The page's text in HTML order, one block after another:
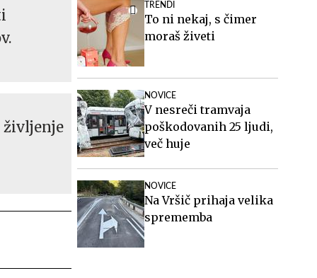
življenje
TRENDI
To ni nekaj, s čimer
moraš živeti
NOVICE
V nesreči tramvaja
poškodovanih 25 ljudi,
več huje
NOVICE
Na Vršič prihaja velika
sprememba